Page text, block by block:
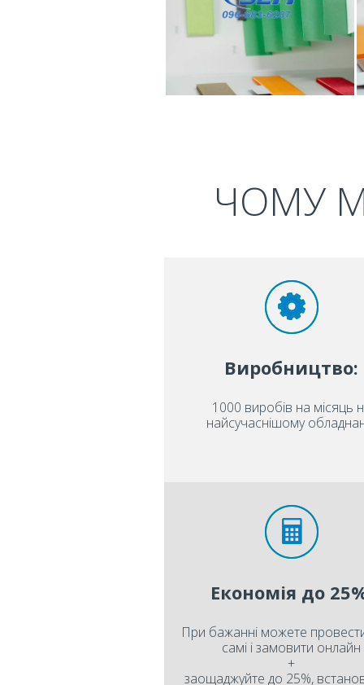
ЧОМУ
Виробництво:
1000 виробів на місяць
найсучаснішому
Економія до
При бажанні можете
самі і замовити онлайн
+
заощаджуйте до 25%,